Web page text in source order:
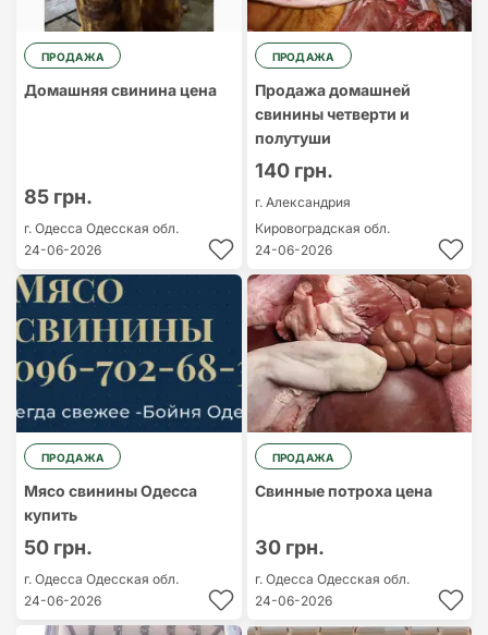
ПРОДАЖА
Домашняя свинина цена
85 грн.
г. Одесса Одесская обл.
24-06-2026
ПРОДАЖА
Продажа домашней
свинины четверти и
полутуши
140 грн.
г. Александрия
Кировоградская обл.
24-06-2026
ПРОДАЖА
Мясо свинины Одесса
купить
50 грн.
г. Одесса Одесская обл.
24-06-2026
ПРОДАЖА
Свинные потроха цена
30 грн.
г. Одесса Одесская обл.
24-06-2026